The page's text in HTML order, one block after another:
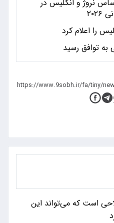
نروژ و انگلیس در
را اعلام کرد
به توافق رسید
است که می‌تواند این